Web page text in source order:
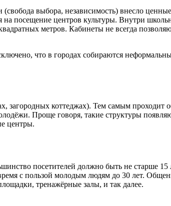
выбора, независимость) внесло
посещение центров культуры. Внутри
метров. Кабинеты не всегда
что в городах собираются
загородных коттеджах). Тем самым проходит
Проще говоря, такие структуры
центры.
посетителей должно быть не старше 15
с пользой молодым людям до 30 лет.
тренажёрные залы, и так далее.